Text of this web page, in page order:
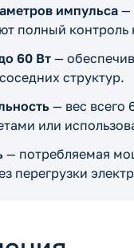
импульса —
полный контроль
60 Вт —
структур.
— вес всего
или
— потребляемая
перегрузки